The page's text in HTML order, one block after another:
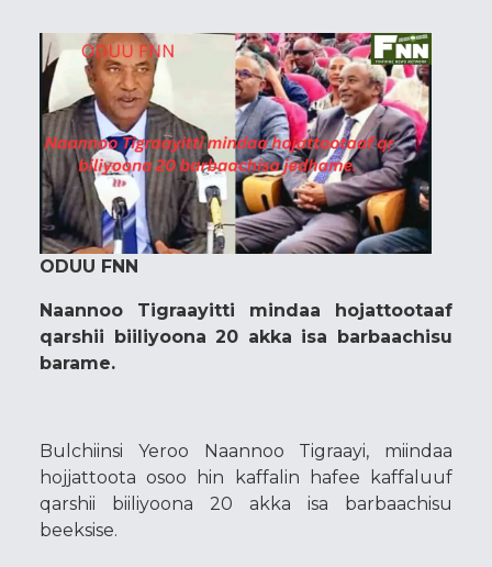
ODUU FNN
Naannoo Tigraayitti mindaa hojattootaaf
qarshii biiliyoona 20 akka isa barbaachisu
barame.
Bulchiinsi Yeroo Naannoo Tigraayi, miindaa
hojjattoota osoo hin kaffalin hafee kaffaluuf
qarshii biiliyoona 20 akka isa barbaachisu
beeksise.